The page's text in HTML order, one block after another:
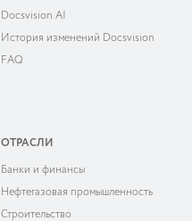
Docsvision AI
История изменений Docsvision
FAQ
ОТРАСЛИ
Банки и финансы
Нефтегазовая промышленность
Строительство